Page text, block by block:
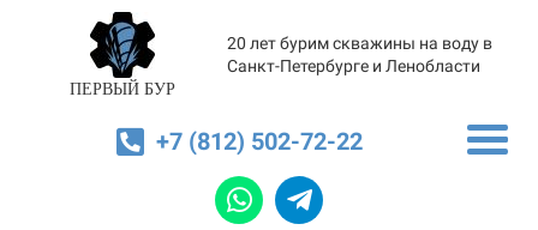
ПЕРВЫЙ БУР
20 лет бурим скважины на воду в
Санкт-Петербурге и Ленобласти
+7 (812) 502-72-22